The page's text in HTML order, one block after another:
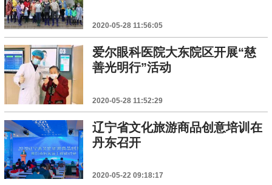
2020-05-28 11:56:05
爱尔眼科医院大东院区开展“慈
善光明行”活动
2020-05-28 11:52:29
辽宁省文化旅游商品创意培训在
丹东召开
2020-05-22 09:18:17